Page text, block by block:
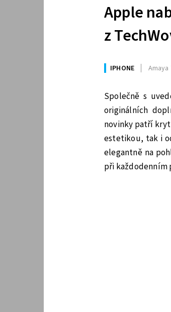
Apple
z
IPHONE
Společně s
originálních
novinky patří
estetikou, tak i
elegantně na
při každodenním